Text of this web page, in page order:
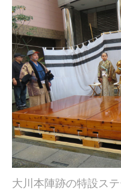
大川本陣跡の特設ス